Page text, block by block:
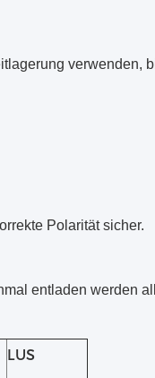
verwenden,
Polarität sicher.
entladen werden
LUS